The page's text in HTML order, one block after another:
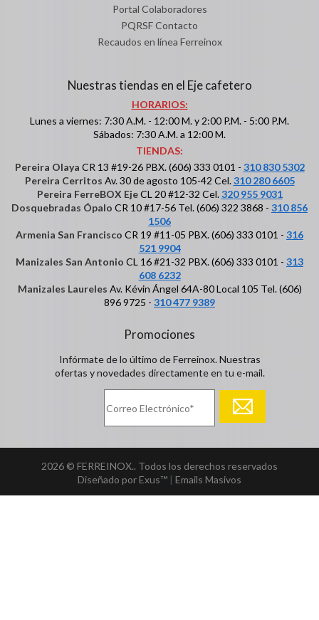
Portal Colaboradores
PQRSF Contacto
Recaudos en línea Ferreinox
Nuestras tiendas en el Eje cafetero
HORARIOS:
Lunes a viernes: 7:30 A.M. - 12:00 M. y 2:00 P.M. - 5:00 P.M.
Sábados: 7:30 A.M. a 12:00 M.
TIENDAS:
Pereira Olaya CR 13 #19-26 PBX. (606) 333 0101 - 310 830 5302
Pereira Cerritos Av. 30 de agosto 105-42 Cel.310 280 6605
Pereira FerreBOX EjeCL 20 #12-32 Cel.320 955 9031
Dosquebradas Ópalo CR 10 #17-56 Tel. (606) 322 3868 - 310 856
1506
Armenia San Francisco CR 19 #11-05 PBX. (606) 333 0101 - 316
521 9904
Manizales San Antonio CL 16 #21-32 PBX. (606) 333 0101 - 313
608 6232
Manizales Laureles Av. Kévin Ángel 64A-80 Local 105 Tel. (606)
896 9725 - 310 477 9389
Promociones
Infórmate de lo último de Ferreinox. Nuestras
ofertas y novedades directamente en tu e-mail.
2026 © FERREINOX.. Todos los derechos reservados
Diseñado por Exus™ | Emails Masivos